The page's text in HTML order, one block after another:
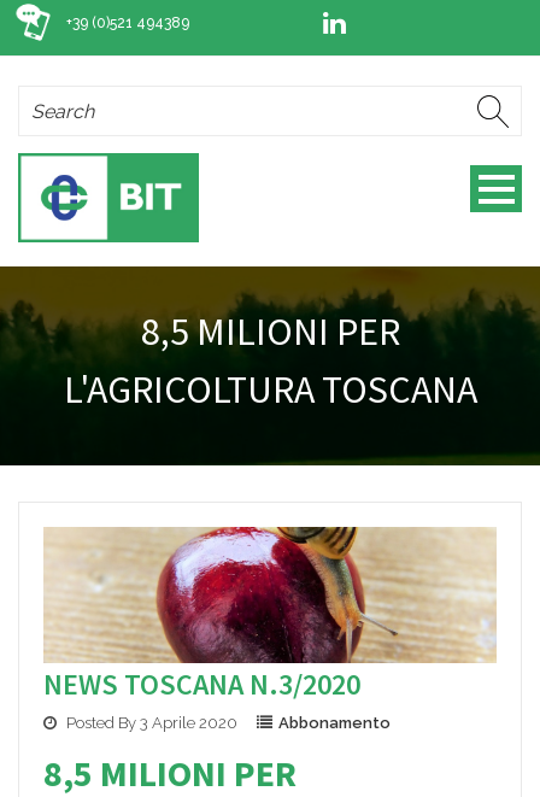
+39 (0)521 494389
8,5 MILIONI PER
L'AGRICOLTURA TOSCANA
NEWS TOSCANA N.3/2020
Posted By 3 Aprile 2020 Abbonamento
8,5 MILIONI PER